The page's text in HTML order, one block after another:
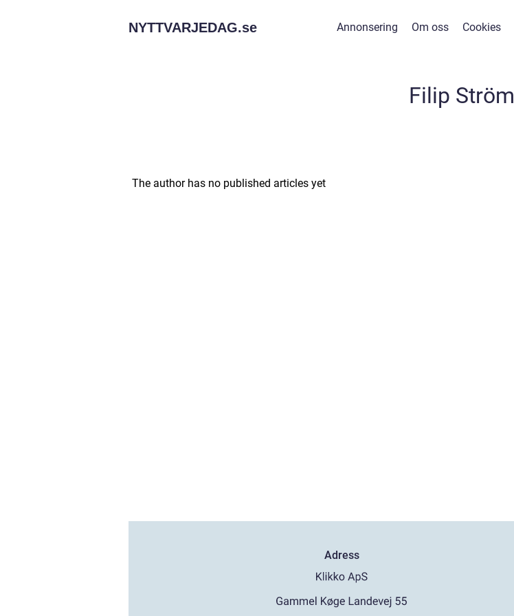
NYTTVARJEDAG.se Annonsering Om oss Cookies
Filip Ström
The author has no published articles yet
Adress